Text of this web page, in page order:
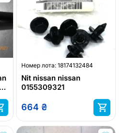
Номер лота: 18174132484
Nit nissan nissan
0155309321
664 ₴